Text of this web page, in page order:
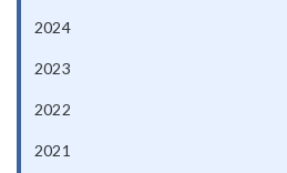
2024
2023
2022
2021